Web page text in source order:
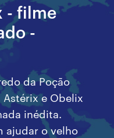
- filme
-
da Poção
e Obelix
inédita.
ajudar o velho